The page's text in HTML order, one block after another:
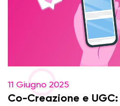
11 Giugno 2025
Co-Creazione e